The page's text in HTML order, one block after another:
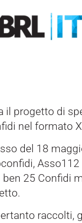
il progetto di
nel formato
del 18
25 Confidi
raccolti,